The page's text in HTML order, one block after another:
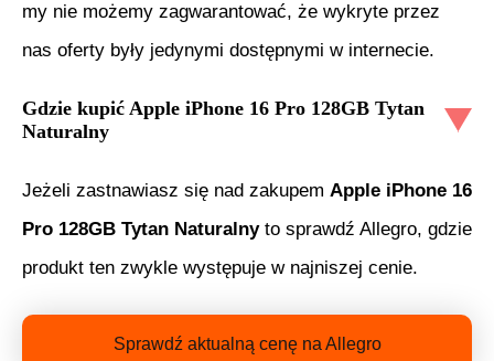
my nie możemy zagwarantować, że wykryte przez
nas oferty były jedynymi dostępnymi w internecie.
Gdzie kupić Apple iPhone 16 Pro 128GB Tytan
Naturalny
Jeżeli zastnawiasz się nad zakupem Apple iPhone 16
Pro 128GB Tytan Naturalnyto sprawdź Allegro, gdzie
produkt ten zwykle występuje w najniszej cenie.
Sprawdź aktualną cenę na Allegro